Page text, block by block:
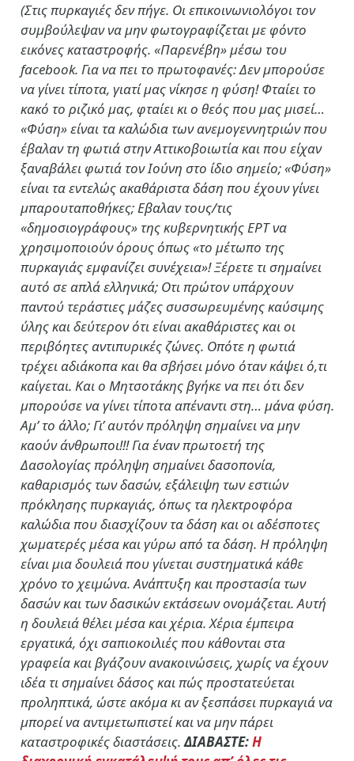
(Στις πυρκαγιές δεν πήγε. Οι επικοινωνιολόγοι τον
συμβούλεψαν να μην φωτογραφίζεται με φόντο
εικόνες καταστροφής. «Παρενέβη» μέσω του
facebook. Για να πει το πρωτοφανές: Δεν μπορούσε
να γίνει τίποτα, γιατί μας νίκησε η φύση! Φταίει το
κακό το ριζικό μας, φταίει κι ο θεός που μας μισεί…
«Φύση» είναι τα καλώδια των ανεμογεννητριών που
έβαλαν τη φωτιά στην Αττικοβοιωτία και που είχαν
ξαναβάλει φωτιά τον Ιούνη στο ίδιο σημείο; «Φύση»
είναι τα εντελώς ακαθάριστα δάση που έχουν γίνει
μπαρουταποθήκες; Εβαλαν τους/τις
«δημοσιογράφους» της κυβερνητικής ΕΡΤ να
χρησιμοποιούν όρους όπως «το μέτωπο της
πυρκαγιάς εμφανίζει συνέχεια»! Ξέρετε τι σημαίνει
αυτό σε απλά ελληνικά; Οτι πρώτον υπάρχουν
παντού τεράστιες μάζες συσσωρευμένης καύσιμης
ύλης και δεύτερον ότι είναι ακαθάριστες και οι
περιβόητες αντιπυρικές ζώνες. Οπότε η φωτιά
τρέχει αδιάκοπα και θα σβήσει μόνο όταν κάψει ό,τι
καίγεται. Και ο Μητσοτάκης βγήκε να πει ότι δεν
μπορούσε να γίνει τίποτα απέναντι στη… μάνα φύση.
Αμ’ το άλλο; Γι’ αυτόν πρόληψη σημαίνει να μην
καούν άνθρωποι!!! Για έναν πρωτοετή της
Δασολογίας πρόληψη σημαίνει δασοπονία,
καθαρισμός των δασών, εξάλειψη των εστιών
πρόκλησης πυρκαγιάς, όπως τα ηλεκτροφόρα
καλώδια που διασχίζουν τα δάση και οι αδέσποτες
χωματερές μέσα και γύρω από τα δάση. Η πρόληψη
είναι μια δουλειά που γίνεται συστηματικά κάθε
χρόνο το χειμώνα. Ανάπτυξη και προστασία των
δασών και των δασικών εκτάσεων ονομάζεται. Αυτή
η δουλειά θέλει μέσα και χέρια. Χέρια έμπειρα
εργατικά, όχι σαπιοκοιλιές που κάθονται στα
γραφεία και βγάζουν ανακοινώσεις, χωρίς να έχουν
ιδέα τι σημαίνει δάσος και πώς προστατεύεται
προληπτικά, ώστε ακόμα κι αν ξεσπάσει πυρκαγιά να
μπορεί να αντιμετωπιστεί και να μην πάρει
καταστροφικές διαστάσεις.ΔΙΑΒΑΣΤΕ:Η